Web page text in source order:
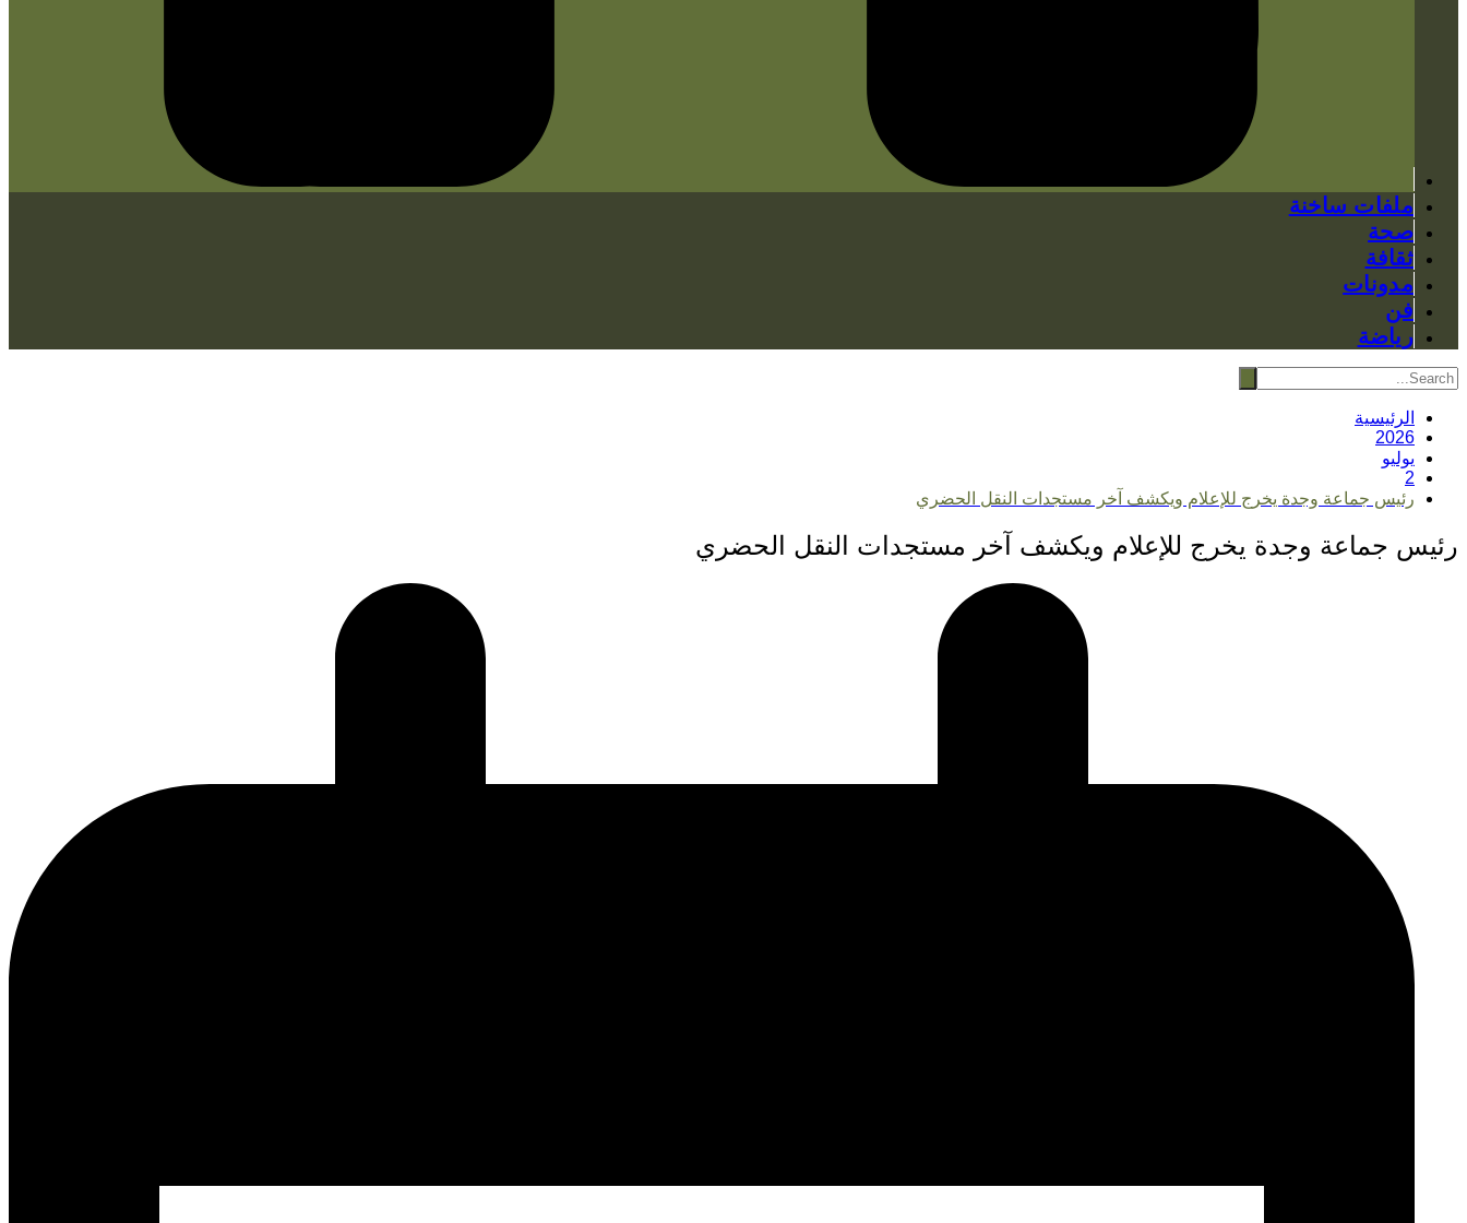
ملفات ساخنة
صحة
ثقافة
مدونات
فن
رياضة
الرئيسية
2026
يوليو
2
رئيس جماعة وجدة يخرج للإعلام ويكشف آخر مستجدات النقل الحضري
رئيس جماعة وجدة يخرج للإعلام ويكشف آخر مستجدات النقل الحضري